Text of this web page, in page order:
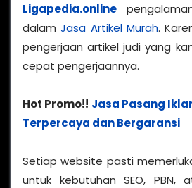
Ligapedia.online
dalamJasa Artikel Murah.
pengerjaan artikel judi yang
cepat pengerjaannya.
Hot Promo!! Jasa Pasang
Terpercaya dan Bergaransi
Setiap website pasti
untuk kebutuhan SEO, PBN,